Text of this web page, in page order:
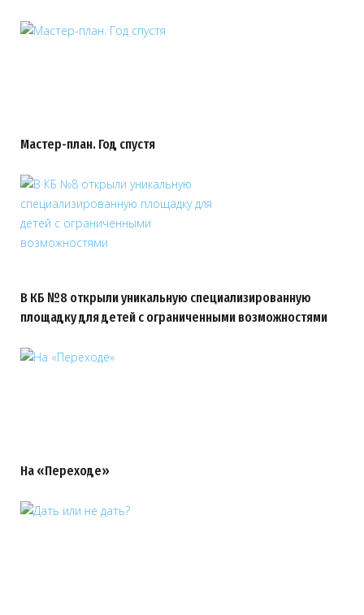
Мастер-план. Год спустя
В КБ №8 открыли уникальную специализированную
площадку для детей с ограниченными возможностями
На «Переходе»